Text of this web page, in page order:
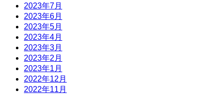
2023年7月
2023年6月
2023年5月
2023年4月
2023年3月
2023年2月
2023年1月
2022年12月
2022年11月